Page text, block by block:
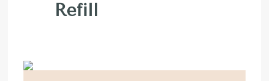
OM OSSRefill